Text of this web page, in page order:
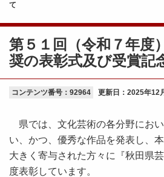
て
第５１回（令和７年度
奨の表彰式及び受賞記
コンテンツ番号：92964 更新日： 2025年12
県では、文化芸術の各分野にお
い、かつ、優秀な作品を発表し、
大きく寄与された方々に『秋田県
度表彰しています。